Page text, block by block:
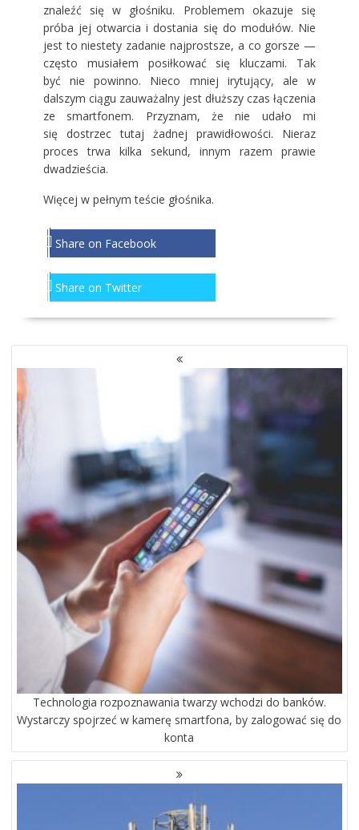
znaleźć się w głośniku. Problemem okazuje się
próba jej otwarcia i dostania się do modułów. Nie
jest to niestety zadanie najprostsze, a co gorsze —
często musiałem posiłkować się kluczami. Tak
być nie powinno. Nieco mniej irytujący, ale w
dalszym ciągu zauważalny jest dłuższy czas łączenia
ze smartfonem. Przyznam, że nie udało mi
się dostrzec tutaj żadnej prawidłowości. Nieraz
proces trwa kilka sekund, innym razem prawie
dwadzieścia.
Więcej w pełnym teście głośnika.
Share on Facebook
Share on Twitter
NAWIGACJA
PO
WPISACH
Technologia rozpoznawania twarzy wchodzi do banków.
Wystarczy spojrzeć w kamerę smartfona, by zalogować się do
konta